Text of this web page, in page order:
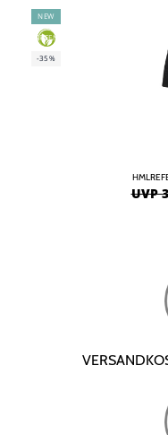
NEW
GREEN
-35%
UVP